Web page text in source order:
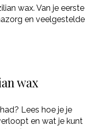
wax. Van je eerste
en veelgestelde
wax
Lees hoe je je
en wat je kunt